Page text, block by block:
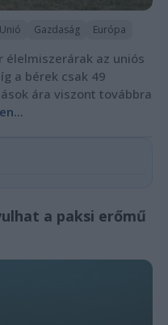
Gazdaság Európa
élelmiszerárak az uniós
a bérek csak 49
ára viszont továbbra
a paksi erőmű